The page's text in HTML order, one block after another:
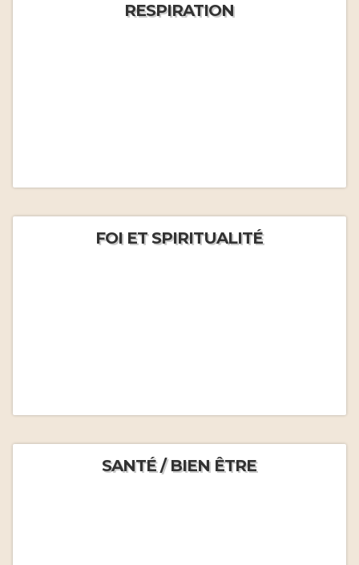
RESPIRATION
FOI ET SPIRITUALITÉ
SANTÉ / BIEN ÊTRE